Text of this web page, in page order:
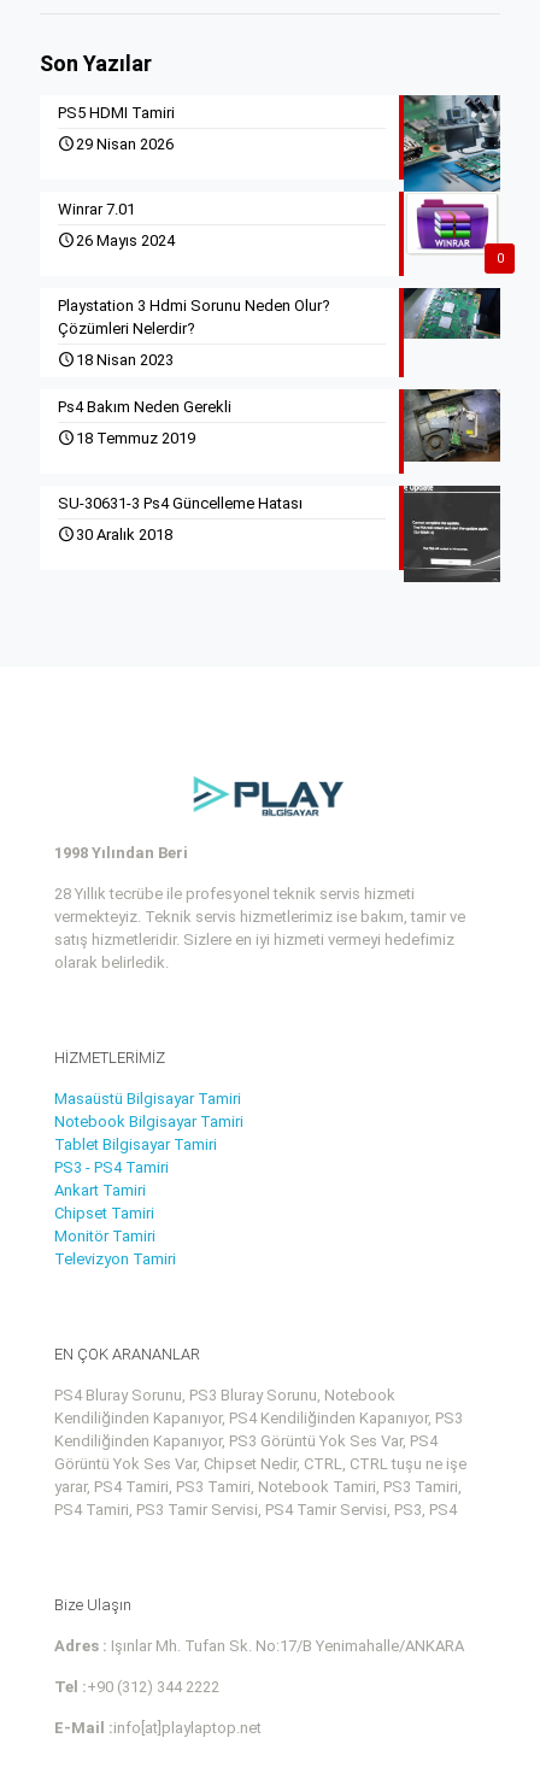
Son Yazılar
PS5 HDMI Tamiri
29 Nisan 2026
0
Winrar 7.01
26 Mayıs 2024
Playstation 3 Hdmi Sorunu Neden Olur?
Çözümleri Nelerdir?
18 Nisan 2023
Ps4 Bakım Neden Gerekli
18 Temmuz 2019
SU-30631-3 Ps4 Güncelleme Hatası
30 Aralık 2018
1998 Yılından Beri
28 Yıllık tecrübe ile profesyonel teknik servis hizmeti
vermekteyiz. Teknik servis hizmetlerimiz ise bakım, tamir ve
satış hizmetleridir. Sizlere en iyi hizmeti vermeyi hedefimiz
olarak belirledik.
HİZMETLERİMİZ
Masaüstü Bilgisayar Tamiri
Notebook Bilgisayar Tamiri
Tablet Bilgisayar Tamiri
PS3 - PS4 Tamiri
Ankart Tamiri
Chipset Tamiri
Monitör Tamiri
Televizyon Tamiri
EN ÇOK ARANANLAR
PS4 Bluray Sorunu, PS3 Bluray Sorunu, Notebook
Kendiliğinden Kapanıyor, PS4 Kendiliğinden Kapanıyor, PS3
Kendiliğinden Kapanıyor, PS3 Görüntü Yok Ses Var, PS4
Görüntü Yok Ses Var, Chipset Nedir, CTRL, CTRL tuşu ne işe
yarar, PS4 Tamiri, PS3 Tamiri, Notebook Tamiri, PS3 Tamiri,
PS4 Tamiri, PS3 Tamir Servisi, PS4 Tamir Servisi, PS3, PS4
Bize Ulaşın
Adres : Işınlar Mh. Tufan Sk. No:17/B Yenimahalle/ANKARA
Tel :+90 (312) 344 2222
E-Mail :info[at]playlaptop.net